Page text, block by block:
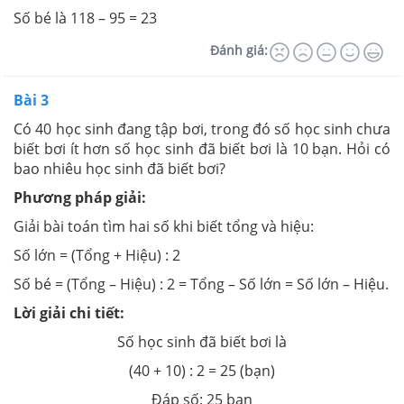
Số bé là 118 – 95 = 23
Đánh giá:
Bài 3
Có 40 học sinh đang tập bơi, trong đó số học sinh chưa
biết bơi ít hơn số học sinh đã biết bơi là 10 bạn. Hỏi có
bao nhiêu học sinh đã biết bơi?
Phương pháp giải:
Giải bài toán tìm hai số khi biết tổng và hiệu:
Số lớn = (Tổng + Hiệu) : 2
Số bé = (Tổng – Hiệu) : 2 = Tổng – Số lớn = Số lớn – Hiệu.
Lời giải chi tiết:
Số học sinh đã biết bơi là
(40 + 10) : 2 = 25 (bạn)
Đáp số: 25 bạn